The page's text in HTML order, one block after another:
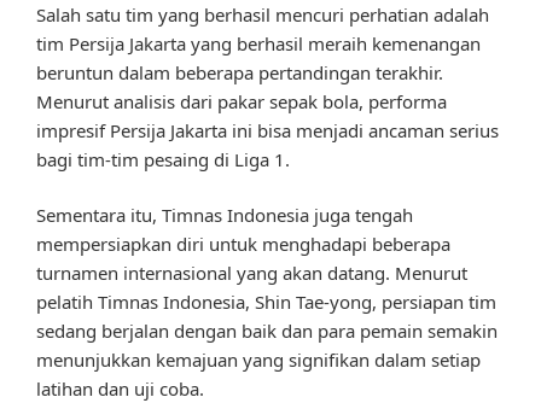
Salah satu tim yang berhasil mencuri perhatian adalah
tim Persija Jakarta yang berhasil meraih kemenangan
beruntun dalam beberapa pertandingan terakhir.
Menurut analisis dari pakar sepak bola, performa
impresif Persija Jakarta ini bisa menjadi ancaman serius
bagi tim-tim pesaing di Liga 1.
Sementara itu, Timnas Indonesia juga tengah
mempersiapkan diri untuk menghadapi beberapa
turnamen internasional yang akan datang. Menurut
pelatih Timnas Indonesia, Shin Tae-yong, persiapan tim
sedang berjalan dengan baik dan para pemain semakin
menunjukkan kemajuan yang signifikan dalam setiap
latihan dan uji coba.